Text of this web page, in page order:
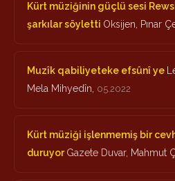
Kürt müziğinin güçlü sesi
şarkılar söyletti Oksijen, Pınar
Muzîk qabiliyeteke efsûnî ye
Mela Mihyedîn, 05.2022
Kürt müziği işlenmemiş bir
duruyorGazete Duvar, Mahmut